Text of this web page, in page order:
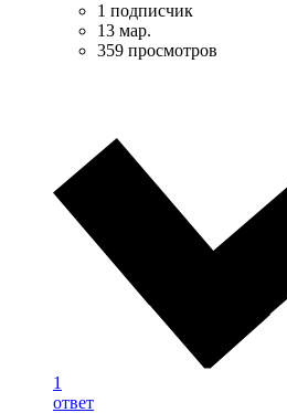
1 подписчик
13 мар.
359 просмотров
1
ответ